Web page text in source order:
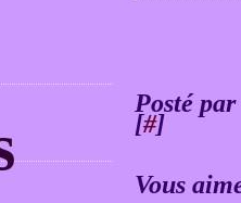
Posté
[#]
Vous